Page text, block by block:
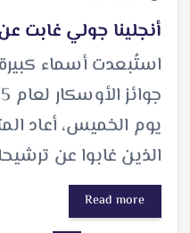
أنجلينا جولي غابت
استُبعدت أسماء
يوم الخميس، أعاد
الذين غابوا عن
Read more